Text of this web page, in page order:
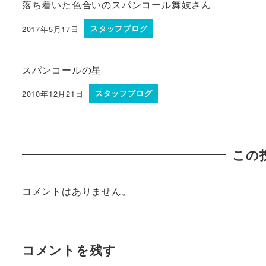
落ち着いた色合いのスパンコール舞妓さん
2017年5月17日 スタッフブログ
スパンコールの星
2010年12月21日 スタッフブログ
この
コメントはありません。
コメントを残す